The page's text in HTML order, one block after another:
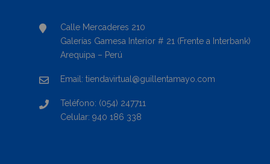
Calle Mercaderes 210
Galerías Gamesa Interior # 21 (Frente a Interbank)
Arequipa – Perú
Email: tiendavirtual@guillentamayo.com
Teléfono: (054) 247711
Celular: 940 186 338